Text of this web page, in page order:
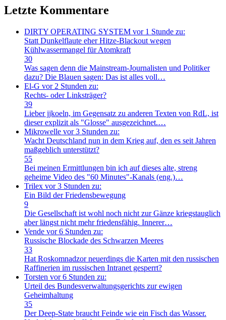
Letzte Kommentare
DIRTY OPERATING SYSTEM vor 1 Stunde zu:
Statt Dunkelflaute eher Hitze-Blackout wegen
Kühlwassermangel für Atomkraft
30
Was sagen denn die Mainstream-Journalisten und Politiker
dazu? Die Blauen sagen: Das ist alles voll…
El-G vor 2 Stunden zu:
Rechts- oder Linksträger?
39
Lieber jjkoeln, im Gegensatz zu anderen Texten von RdL, ist
dieser explizit als "Glosse" ausgezeichnet.…
Mikrowelle vor 3 Stunden zu:
Wacht Deutschland nun in dem Krieg auf, den es seit Jahren
maßgeblich unterstützt?
55
Bei meinen Ermittlungen bin ich auf dieses alte, streng
geheime Video des "60 Minutes"-Kanals (eng.)…
Trilex vor 3 Stunden zu:
Ein Bild der Friedensbewegung
9
Die Gesellschaft ist wohl noch nicht zur Gänze kriegstauglich
aber längst nicht mehr friedensfähig. Innerer…
Vende vor 6 Stunden zu:
Russische Blockade des Schwarzen Meeres
33
Hat Roskomnadzor neuerdings die Karten mit den russischen
Raffinerien im russischen Intranet gesperrt?
Torsten vor 6 Stunden zu:
Urteil des Bundesverwaltungsgerichts zur ewigen
Geheimhaltung
35
Der Deep-State braucht Feinde wie ein Fisch das Wasser.